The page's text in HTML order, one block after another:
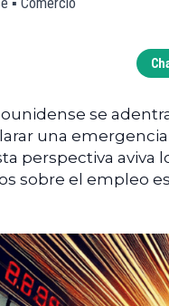
se
una
perspectiva
sobre el empleo